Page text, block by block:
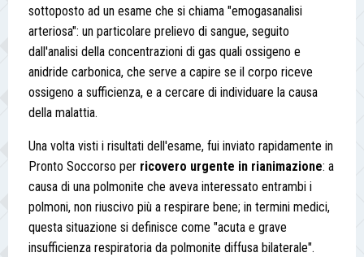
sottoposto ad un esame che si chiama "emogasanalisi
arteriosa": un particolare prelievo di sangue, seguito
dall'analisi della concentrazioni di gas quali ossigeno e
anidride carbonica, che serve a capire se il corpo riceve
ossigeno a sufficienza, e a cercare di individuare la causa
della malattia.
Una volta visti i risultati dell'esame, fui inviato rapidamente in
Pronto Soccorso per ricovero urgente in rianimazione: a
causa di una polmonite che aveva interessato entrambi i
polmoni, non riuscivo più a respirare bene; in termini medici,
questa situazione si definisce come "acuta e grave
insufficienza respiratoria da polmonite diffusa bilaterale".